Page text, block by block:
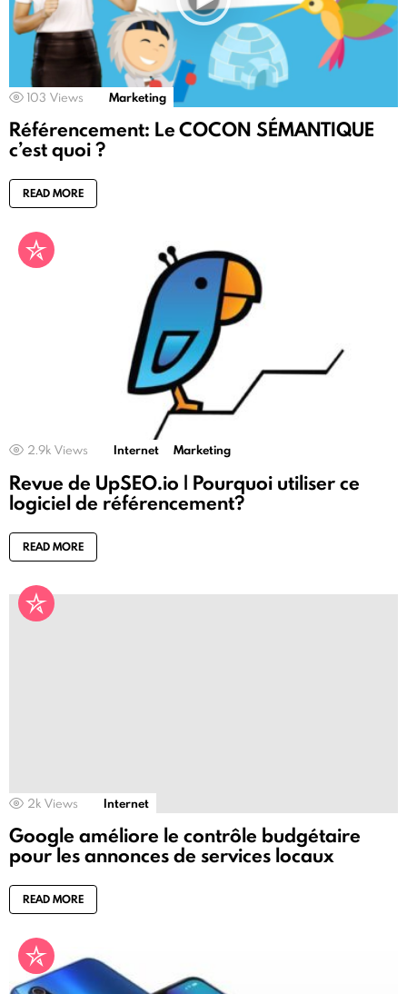
103 Views Marketing
Référencement: Le COCON SÉMANTIQUE
c’est quoi ?
READ MORE
2.9k Views Internet Marketing
Revue de UpSEO.io | Pourquoi utiliser ce
logiciel de référencement?
READ MORE
2k Views Internet
Google améliore le contrôle budgétaire
pour les annonces de services locaux
READ MORE